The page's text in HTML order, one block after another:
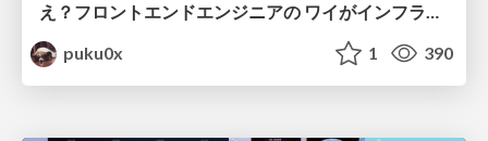
え？フロントエンドエンジニアの ワイがインフラも！？
puku0x
1 390